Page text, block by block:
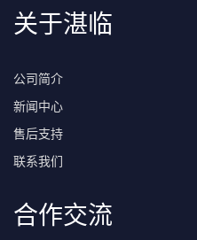
关于湛临
公司简介
新闻中心
售后支持
联系我们
合作交流